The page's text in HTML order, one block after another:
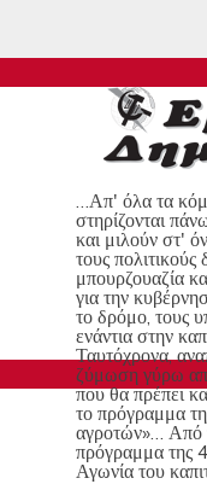
…Απ' όλα τα
στηρίζονται
και μιλούν στ'
τους
μπουρζουαζία
για την
το δρόμο, τους
ενάντια στην
Ταυτόχρονα,
ζύμωση γύρω από
που θα πρέπει
το πρόγραμμα
αγροτών»… Από
πρόγραμμα της
Αγωνία του